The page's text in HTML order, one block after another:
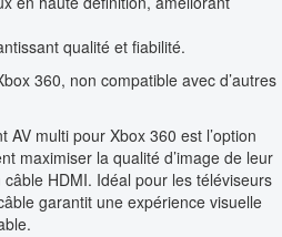
qualité et fiabilité.
360, non compatible avec d’autres
multi pour Xbox 360 est l’option
maximiser la qualité d’image de leur
HDMI. Idéal pour les téléviseurs
garantit une expérience visuelle